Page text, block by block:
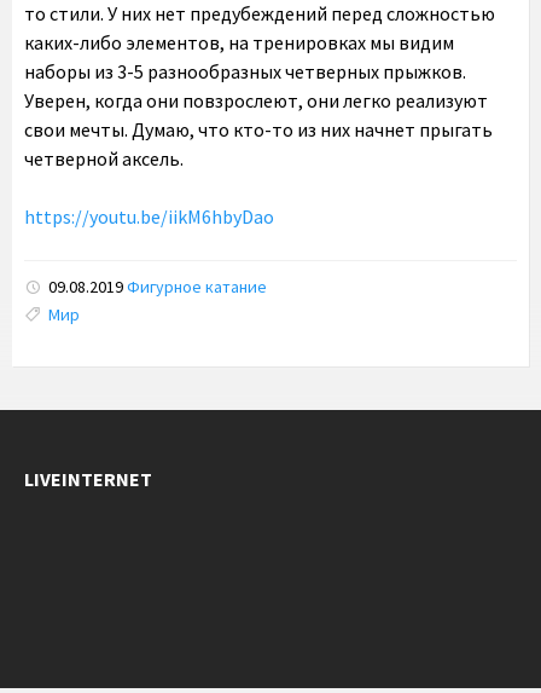
то стили. У них нет предубеждений перед сложностью
каких-либо элементов, на тренировках мы видим
наборы из 3-5 разнообразных четверных прыжков.
Уверен, когда они повзрослеют, они легко реализуют
свои мечты. Думаю, что кто-то из них начнет прыгать
четверной аксель.
https://youtu.be/iikM6hbyDao
09.08.2019Фигурное катание
Tags:
Мир
LIVEINTERNET